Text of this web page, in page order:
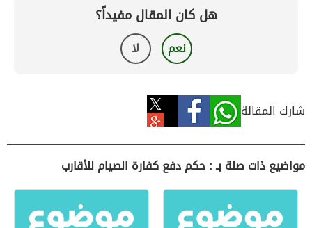
هل كان المقال مفيداً؟
نعم لا
شارك المقالة
مواضيع ذات صلة بـ : حكم دفع كفارة الصيام للأقارب